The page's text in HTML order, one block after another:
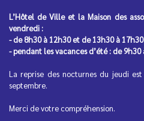
de l'Accueil de loisirs
émerveillés au Théâtre de la
L’Hôtel de Ville et la Maison des
vendredi :
- de 8h30 à 12h30 et de 13h30 à 17h30
- pendant les vacances d’été : de
La reprise des nocturnes du jeudi
septembre.
Merci de votre compréhension.